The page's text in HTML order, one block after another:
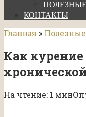
КОНТАКТЫ
Главная »
Как курение
На чтение: 1 мин